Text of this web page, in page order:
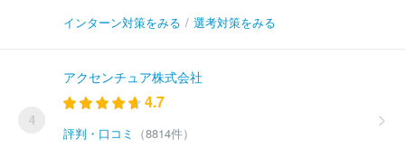
インターン対策をみる / 選考対策をみる
4
アクセンチュア株式会社
4.7
評判・口コミ
（8814件）